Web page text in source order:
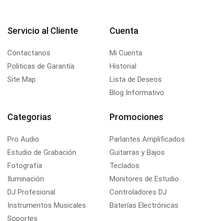
Servicio al Cliente
Contactanos
Politicas de Garantía
Site Map
Cuenta
Mi Cuenta
Historial
Lista de Deseos
Blog Informativo
Categorias
Pro Audio
Estudio de Grabación
Fotografía
Iluminación
DJ Profesional
Instrumentos Musicales
Soportes
Promociones
Parlantes Amplificados
Guitarras y Bajos
Teclados
Monitores de Estudio
Controladores DJ
Baterías Electrónicas